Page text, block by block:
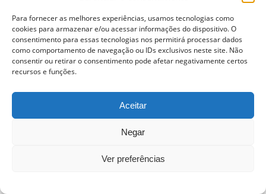
Para fornecer as melhores experiências, usamos tecnologias como
cookies para armazenar e/ou acessar informações do dispositivo. O
consentimento para essas tecnologias nos permitirá processar dados
como comportamento de navegação ou IDs exclusivos neste site. Não
consentir ou retirar o consentimento pode afetar negativamente certos
recursos e funções.
Aceitar
Negar
Ver preferências
DESTAQUES